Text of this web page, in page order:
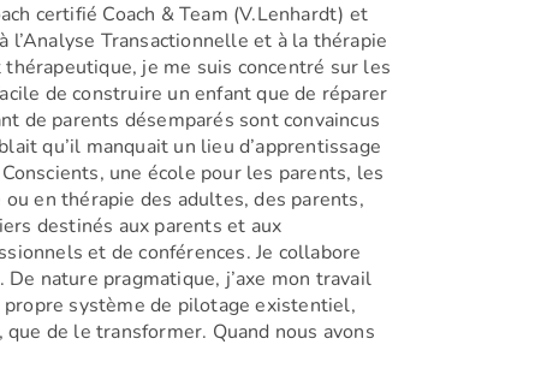
certifié Coach & Team (V.Lenhardt) et
Transactionnelle et à la thérapie
je me suis concentré sur les
de construire un enfant que de réparer
de parents désemparés sont convaincus
qu’il manquait un lieu d’apprentissage
une école pour les parents, les
en thérapie des adultes, des parents,
destinés aux parents et aux
et de conférences. Je collabore
nature pragmatique, j’axe mon travail
système de pilotage existentiel,
de le transformer. Quand nous avons